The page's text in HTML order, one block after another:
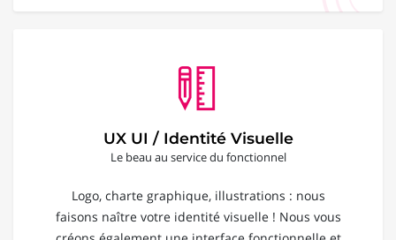
UX UI / Identité Visuelle
Le beau au service du fonctionnel
Logo, charte graphique, illustrations : nous
faisons naître votre identité visuelle ! Nous vous